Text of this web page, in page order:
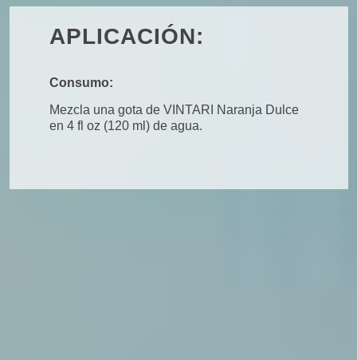
APLICACIÓN:
Consumo:
Mezcla una gota de VINTARI Naranja Dulce
en 4 fl oz (120 ml) de agua.